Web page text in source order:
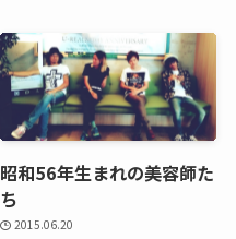
昭和56年生まれの美容師た
ち
2015.06.20